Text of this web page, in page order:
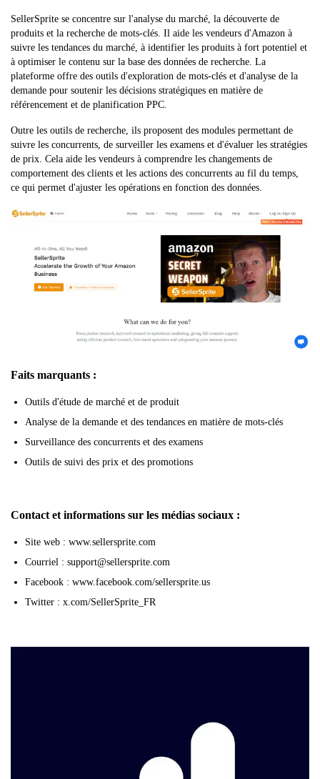
SellerSprite se concentre sur l'analyse du marché, la découverte de
produits et la recherche de mots-clés. Il aide les vendeurs d'Amazon à
suivre les tendances du marché, à identifier les produits à fort potentiel et
à optimiser le contenu sur la base des données de recherche. La
plateforme offre des outils d'exploration de mots-clés et d'analyse de la
demande pour soutenir les décisions stratégiques en matière de
référencement et de planification PPC.
Outre les outils de recherche, ils proposent des modules permettant de
suivre les concurrents, de surveiller les examens et d'évaluer les stratégies
de prix. Cela aide les vendeurs à comprendre les changements de
comportement des clients et les actions des concurrents au fil du temps,
ce qui permet d'ajuster les opérations en fonction des données.
Faits marquants :
Outils d'étude de marché et de produit
Analyse de la demande et des tendances en matière de mots-clés
Surveillance des concurrents et des examens
Outils de suivi des prix et des promotions
Contact et informations sur les médias sociaux :
Site web : www.sellersprite.com
Courriel : support@sellersprite.com
Facebook : www.facebook.com/sellersprite.us
Twitter : x.com/SellerSprite_FR